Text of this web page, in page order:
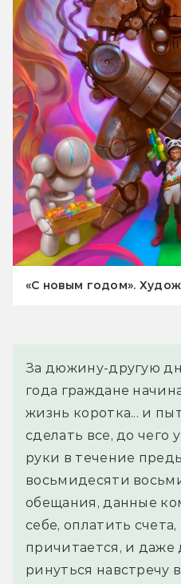
«С новым годом».
За дюжину-другую
года граждане
жизнь коротка... и
сделать все, до чего
руки в течение
восьмидесяти
обещания, данные
себе, оплатить
причитается, и даже
ринуться навстречу